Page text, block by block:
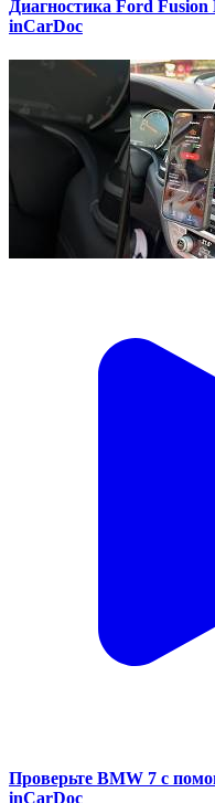
Диагностика Ford
inCarDoc
Проверьте BMW 7 с
inCarDoc